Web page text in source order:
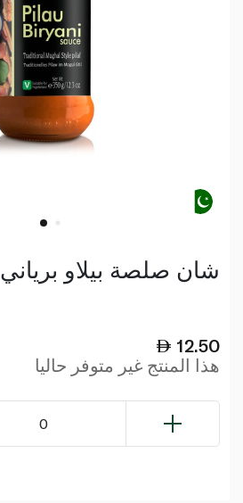
شان صلصة بيلاو برياني 350 غ
12.50
هذا المنتج غير متوفر حاليا
0